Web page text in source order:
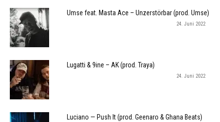
Umse feat. Masta Ace – Unzerstörbar (prod. Umse)
24. Juni 2022
Lugatti & 9ine – AK (prod. Traya)
24. Juni 2022
Luciano — Push It (prod. Geenaro & Ghana Beats)